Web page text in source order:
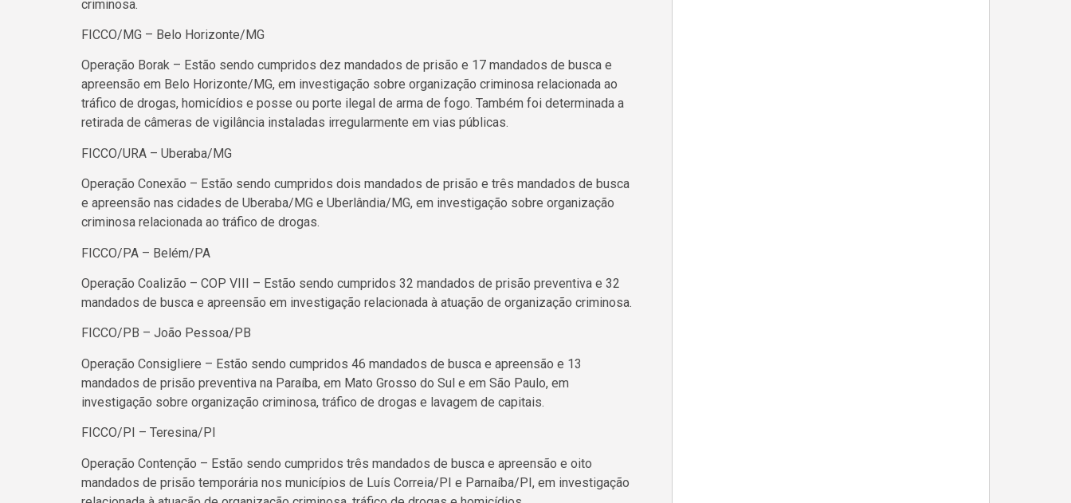
criminosa.
FICCO/MG – Belo Horizonte/MG
Operação Borak – Estão sendo cumpridos dez mandados de prisão e 17 mandados de busca e
apreensão em Belo Horizonte/MG, em investigação sobre organização criminosa relacionada ao
tráfico de drogas, homicídios e posse ou porte ilegal de arma de fogo. Também foi determinada a
retirada de câmeras de vigilância instaladas irregularmente em vias públicas.
FICCO/URA – Uberaba/MG
Operação Conexão – Estão sendo cumpridos dois mandados de prisão e três mandados de busca
e apreensão nas cidades de Uberaba/MG e Uberlândia/MG, em investigação sobre organização
criminosa relacionada ao tráfico de drogas.
FICCO/PA – Belém/PA
Operação Coalizão – COP VIII – Estão sendo cumpridos 32 mandados de prisão preventiva e 32
mandados de busca e apreensão em investigação relacionada à atuação de organização criminosa.
FICCO/PB – João Pessoa/PB
Operação Consigliere – Estão sendo cumpridos 46 mandados de busca e apreensão e 13
mandados de prisão preventiva na Paraíba, em Mato Grosso do Sul e em São Paulo, em
investigação sobre organização criminosa, tráfico de drogas e lavagem de capitais.
FICCO/PI – Teresina/PI
Operação Contenção – Estão sendo cumpridos três mandados de busca e apreensão e oito
mandados de prisão temporária nos municípios de Luís Correia/PI e Parnaíba/PI, em investigação